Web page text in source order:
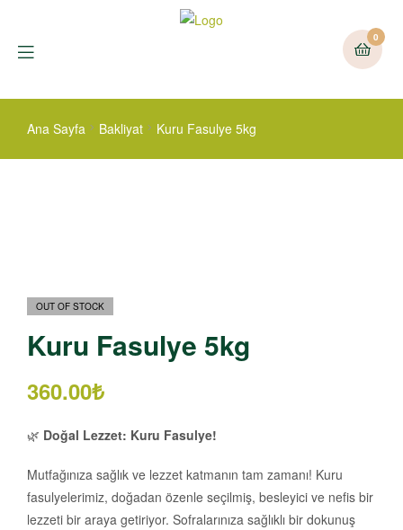
0
Ana Sayfa Bakliyat Kuru Fasulye 5kg
OUT OF STOCK
Kuru Fasulye 5kg
360.00₺
🌿 Doğal Lezzet: Kuru Fasulye!
Mutfağınıza sağlık ve lezzet katmanın tam zamanı! Kuru
fasulyelerimiz, doğadan özenle seçilmiş, besleyici ve nefis bir
lezzeti bir araya getiriyor. Sofralarınıza sağlıklı bir dokunuş